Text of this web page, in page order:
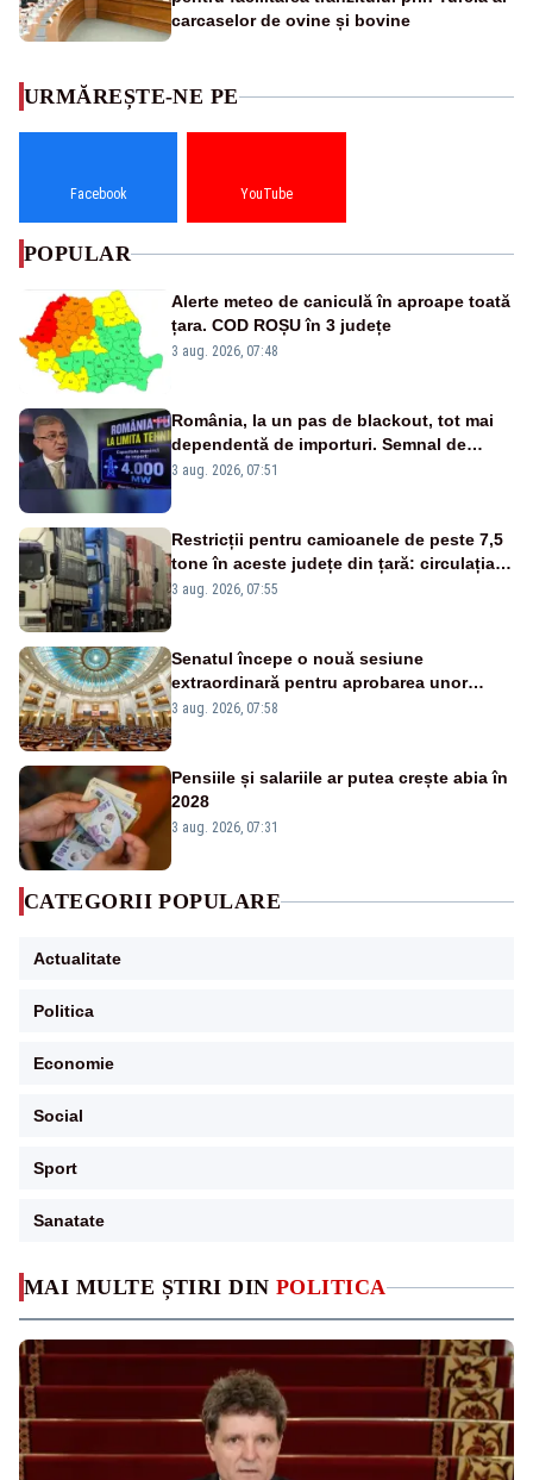
carcaselor de ovine și bovine
MAI MULTE ȘTIRI DIN POLITICA
URMĂREȘTE-NE PE
Facebook YouTube
POPULAR
Alerte meteo de caniculă în aproape toată
țara. COD ROȘU în 3 județe
3 aug. 2026, 07:48
România, la un pas de blackout, tot mai
dependentă de importuri. Semnal de
alarmă tras de un expert în energie
3 aug. 2026, 07:51
Restricții pentru camioanele de peste 7,5
tone în aceste județe din țară: circulația
este interzisă luni, între orele 12:00 și
3 aug. 2026, 07:55
Senatul începe o nouă sesiune
extraordinară pentru aprobarea unor
jaloane din PNRR
3 aug. 2026, 07:58
Pensiile și salariile ar putea crește abia în
2028
3 aug. 2026, 07:31
CATEGORII POPULARE
Actualitate
Politica
Economie
Social
Sport
Sanatate